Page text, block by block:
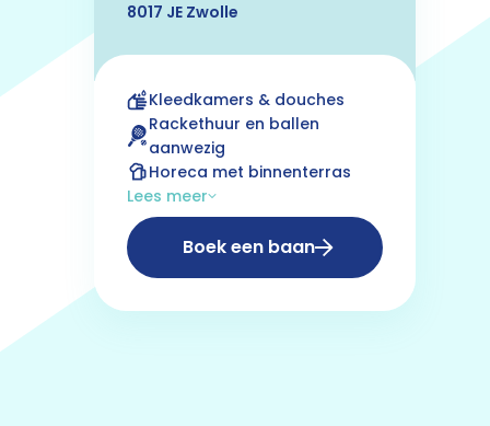
8017 JE Zwolle
Kleedkamers & douches
Rackethuur en ballen
aanwezig
Horeca met binnenterras
Lees meer
Boek een baan